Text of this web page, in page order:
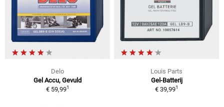
Delo
Gel Accu, Gevuld
€ 59,991
Louis Parts
Gel-Batterij
€ 39,991